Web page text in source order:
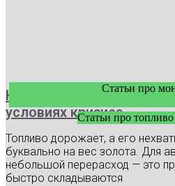
Статьи про
Статьи про
Как экономить топливо
условиях кризиса
Топливо дорожает, а его
буквально на вес золота. Для
небольшой перерасход — это
быстро складываются